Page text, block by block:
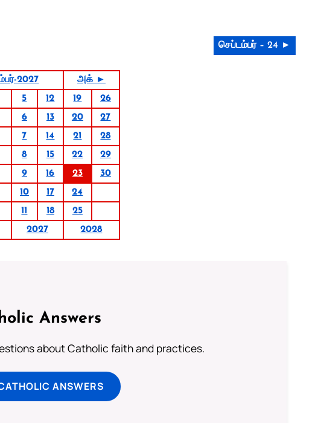
செப்டம்பர் – 24 ►
2027
அக் ►
5 12 19
26
6 13 20
27
7 14 21
28
8 15 22
29
9 16 23
30
10 17
24
11 18
25
2027 2028
Answers
about Catholic faith and practices.
ANSWERS